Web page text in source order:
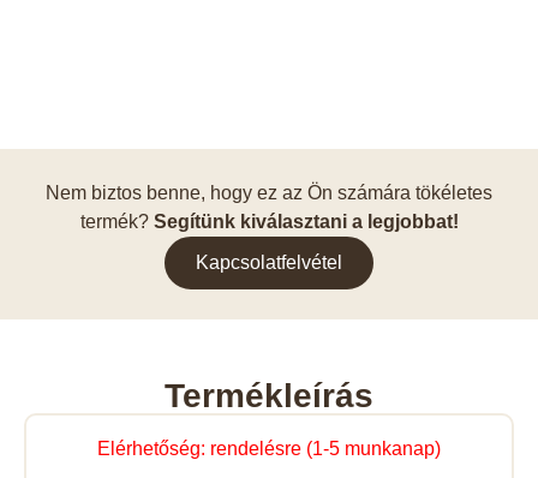
Nem biztos benne, hogy ez az Ön számára tökéletes
termék? Segítünk kiválasztani a legjobbat!
Kapcsolatfelvétel
Termékleírás
Elérhetőség: rendelésre (1-5 munkanap)